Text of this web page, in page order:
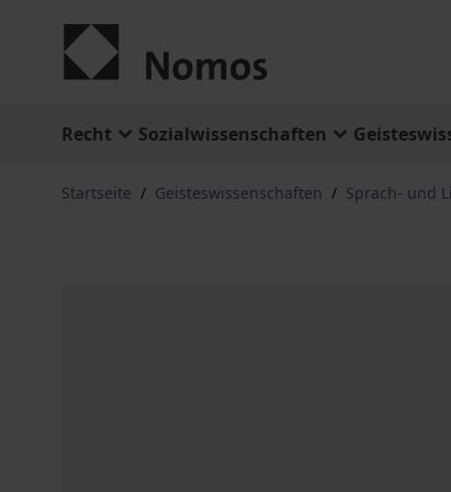
Recht Sozialwissenschaften
Startseite / Geisteswissenschaften / Sprach- und